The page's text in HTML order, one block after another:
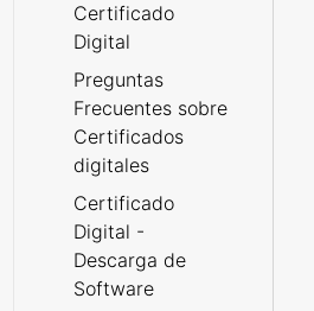
Certificado
Digital
Preguntas
Frecuentes sobre
Certificados
digitales
Certificado
Digital -
Descarga de
Software